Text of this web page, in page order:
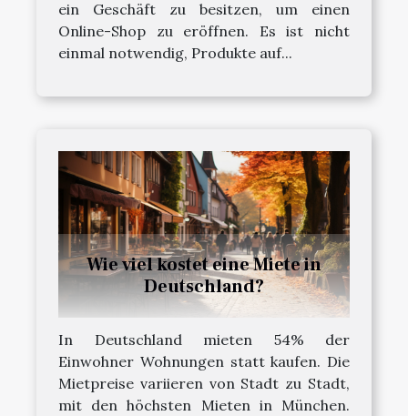
ein Geschäft zu besitzen, um einen
Online-Shop zu eröffnen. Es ist nicht
einmal notwendig, Produkte auf...
Wie viel kostet eine Miete in
Deutschland?
In Deutschland mieten 54% der
Einwohner Wohnungen statt kaufen. Die
Mietpreise variieren von Stadt zu Stadt,
mit den höchsten Mieten in München.